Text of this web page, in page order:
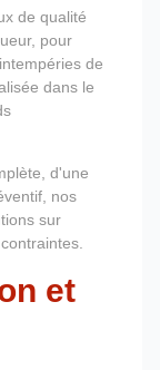
de qualité
pour
de
dans le
d'une
nos
sur
et